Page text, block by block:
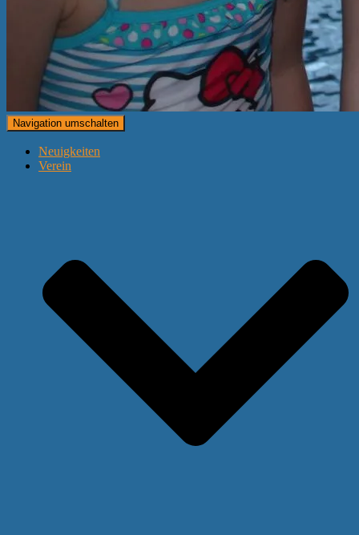
Navigation umschalten
Neuigkeiten
Verein